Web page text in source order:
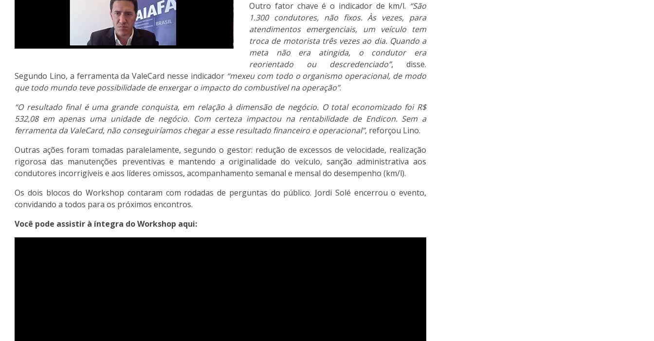
Outro fator chave é o indicador de km/l. “São
1.300 condutores, não fixos. Às vezes, para
atendimentos emergenciais, um veículo tem
troca de motorista três vezes ao dia. Quando a
meta não era atingida, o condutor era
reorientado ou descredenciado”, disse.
Segundo Lino, a ferramenta da ValeCard nesse indicador “mexeu com todo o organismo operacional, de modo
que todo mundo teve possibilidade de enxergar o impacto do combustível na operação”.
“O resultado final é uma grande conquista, em relação à dimensão de negócio. O total economizado foi R$
532,08 em apenas uma unidade de negócio. Com certeza impactou na rentabilidade de Endicon. Sem a
ferramenta da ValeCard, não conseguiríamos chegar a esse resultado financeiro e operacional”, reforçou Lino.
Outras ações foram tomadas paralelamente, segundo o gestor: redução de excessos de velocidade, realização
rigorosa das manutenções preventivas e mantendo a originalidade do veículo, sanção administrativa aos
condutores incorrigíveis e aos líderes omissos, acompanhamento semanal e mensal do desempenho (km/l).
Os dois blocos do Workshop contaram com rodadas de perguntas do público. Jordi Solé encerrou o evento,
convidando a todos para os próximos encontros.
Você pode assistir à íntegra do Workshop aqui: